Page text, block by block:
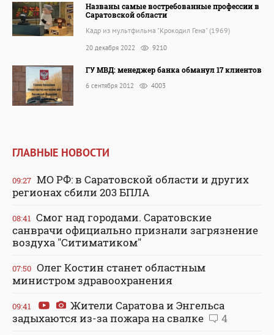
Названы самые востребованные профессии в
Саратовской области
Кадр из мультфильма "Крокодил Гена" (1969)
20 декабря 2022 9210
ГУ МВД: менеджер банка обманул 17 клиентов
6 сентября 2012 4003
ГЛАВНЫЕ НОВОСТИ
09:27 МО РФ: в Саратовской области и других
регионах сбили 203 БПЛА
08:41 Смог над городами. Саратовские
санврачи официально признали загрязнение
воздуха "Ситиматиком"
07:50 Олег Костин станет областным
министром здравоохранения
09:41
Жители Саратова и Энгельса
задыхаются из-за пожара на свалке
4